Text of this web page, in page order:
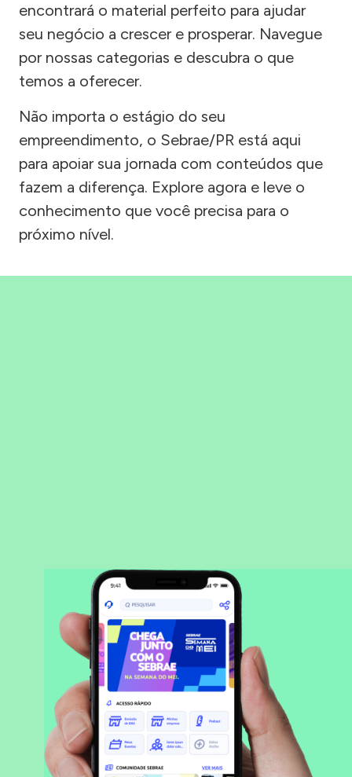
encontrará o material perfeito para ajudar
seu negócio a crescer e prosperar. Navegue
por nossas categorias e descubra o que
temos a oferecer.
Não importa o estágio do seu
empreendimento, o Sebrae/PR está aqui
para apoiar sua jornada com conteúdos que
fazem a diferença. Explore agora e leve o
conhecimento que você precisa para o
próximo nível.